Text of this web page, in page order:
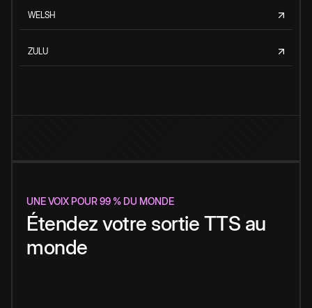
WELSH
ZULU
UNE VOIX POUR 99 % DU MONDE
Étendez votre sortie TTS au
monde